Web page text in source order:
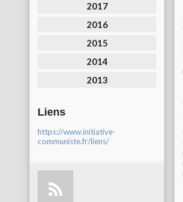
2017
2016
2015
2014
2013
Liens
https://www.initiative-
communiste.fr/liens/